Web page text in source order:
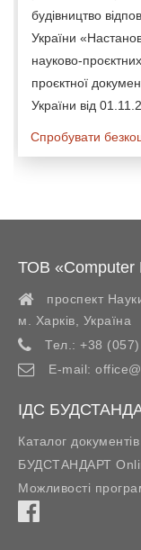
будівництво
України
науково-
проєктної
України від
Спробувати
ТОВ «Computer
проспект
м. Харків
Україна
Тел.: +38
E-mail:
ІДС
Каталог документів
БУДСТАНДАРТ
Можливості